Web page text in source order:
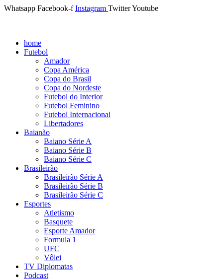
Whatsapp Facebook-f Instagram TwitterYoutube
home
Futebol
Amador
Copa América
Copa do Brasil
Copa do Nordeste
Futebol do Interior
Futebol Feminino
Futebol Internacional
Libertadores
Baianão
Baiano Série A
Baiano Série B
Baiano Série C
Brasileirão
Brasileirão Série A
Brasileirão Série B
Brasileirão Série C
Esportes
Atletismo
Basquete
Esporte Amador
Formula 1
UFC
Vôlei
TV Diplomatas
Podcast